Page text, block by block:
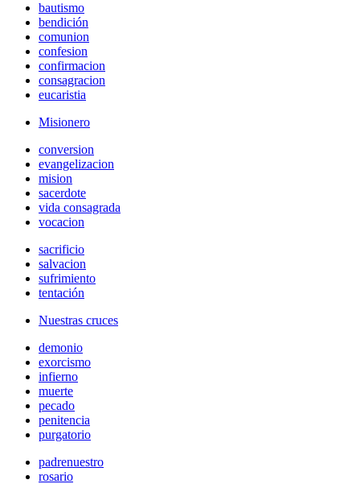
bautismo
bendición
comunion
confesion
confirmacion
consagracion
eucaristia
Misionero
conversion
evangelizacion
mision
sacerdote
vida consagrada
vocacion
sacrificio
salvacion
sufrimiento
tentación
Nuestras cruces
demonio
exorcismo
infierno
muerte
pecado
penitencia
purgatorio
padrenuestro
rosario